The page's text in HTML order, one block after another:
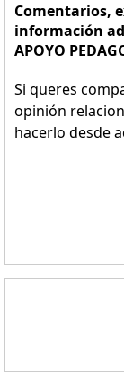
Comentarios,
información
APOYO
Si queres
opinión
hacerlo desde